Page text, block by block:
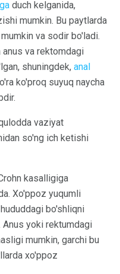
duch kelganida,
mumkin. Bu paytlarda
va sodir bo'ladi.
anus va rektomdagi
shuningdek, anal
ko'proq suyuq naycha
vaziyat
so'ng ich ketishi
kasalligiga
Xo'ppoz yuqumli
bo'shliqni
Anus yoki rektumdagi
mumkin, garchi bu
xo'ppoz